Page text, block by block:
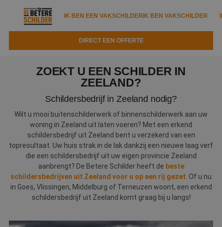
IK BEN EEN VAKSCHILDERIK BEN VAKSCHILDER
DIRECT EEN OFFERTE
Kennisbank
Trainingen
Infopakket
IK ZOEK EEN VAKSCHILDERVAKSCHILDER ZOEKEN
Garantie
Waarom de betere schilder?
DIRECT EEN OFFERTE
Over ons
Nieuws & blog
Vacatures
ZOEKT U EEN SCHILDER IN
ZEELAND?
Schildersbedrijf in Zeeland nodig?
Wilt u mooi buitenschilderwerk of binnenschilderwerk aan uw
woning in Zeeland uit laten voeren? Met een erkend
schildersbedrijf uit Zeeland bent u verzekerd van een
topresultaat. Uw huis strak in de lak dankzij een nieuwe laag verf
die een schildersbedrijf uit uw eigen provincie Zeeland
aanbrengt? De Betere Schilder heeft de beste
schildersbedrijven uit Zeeland voor u op een rij gezet . Of u nu
in Goes, Vlissingen, Middelburg of Terneuzen woont, een erkend
schildersbedrijf uit Zeeland komt graag bij u langs!